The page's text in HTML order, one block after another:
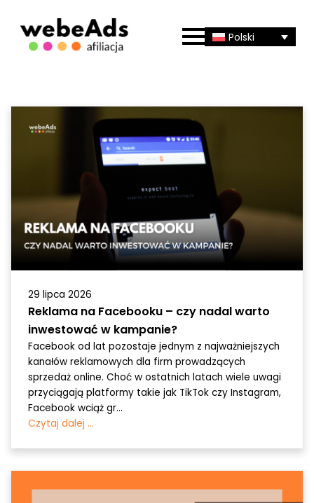
Polski
29 lipca 2026
Reklama na Facebooku – czy nadal warto
inwestować w kampanie?
Facebook od lat pozostaje jednym z najważniejszych
kanałów reklamowych dla firm prowadzących
sprzedaż online. Choć w ostatnich latach wiele uwagi
przyciągają platformy takie jak TikTok czy Instagram,
Facebook wciąż gr...
Czytaj dalej ...